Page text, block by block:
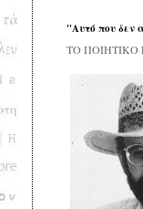
"Αυτό που δεν
ΤΟ